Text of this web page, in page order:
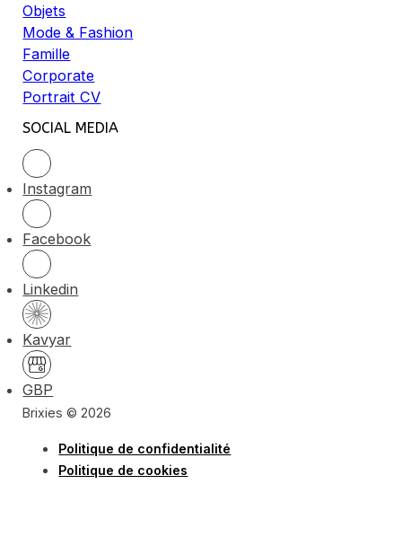
Objets
Mode & Fashion
Famille
Corporate
Portrait CV
SOCIAL MEDIA
Instagram
Facebook
Linkedin
Kavyar
GBP
Brixies © 2026
Politique de confidentialité
Politique de cookies